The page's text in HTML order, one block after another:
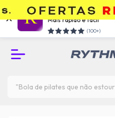
Use o app e
Mais rápido e facil
(100+)
RETIRE GRÁTIS NA